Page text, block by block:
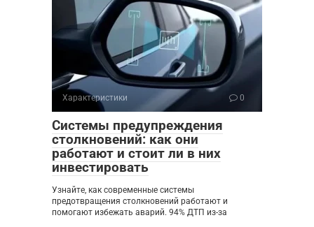
Характеристики 0
Системы предупреждения
столкновений: как они
работают и стоит ли в них
инвестировать
Узнайте, как современные системы
предотвращения столкновений работают и
помогают избежать аварий. 94% ДТП из-за